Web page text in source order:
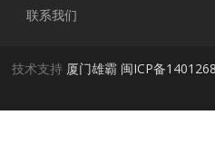
联系我们
技术支持 厦门雄霸 闽ICP备